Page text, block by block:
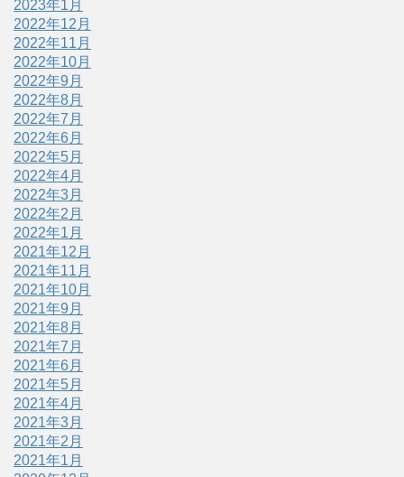
2023年1月
2022年12月
2022年11月
2022年10月
2022年9月
2022年8月
2022年7月
2022年6月
2022年5月
2022年4月
2022年3月
2022年2月
2022年1月
2021年12月
2021年11月
2021年10月
2021年9月
2021年8月
2021年7月
2021年6月
2021年5月
2021年4月
2021年3月
2021年2月
2021年1月